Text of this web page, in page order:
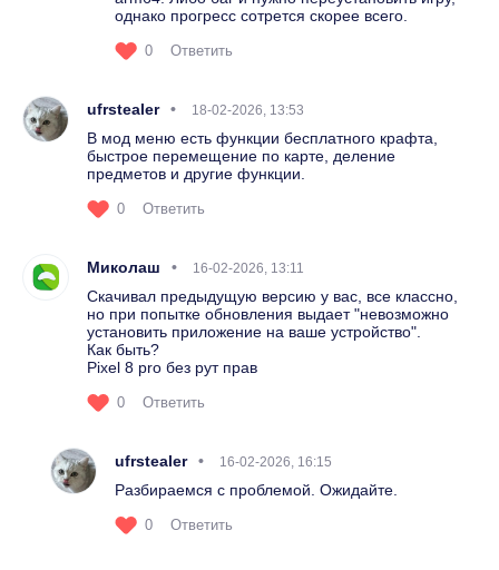
однако прогресс сотрется скорее всего.
0 Ответить
ufrstealer 18-02-2026, 13:53
В мод меню есть функции бесплатного крафта,
быстрое перемещение по карте, деление
предметов и другие функции.
0 Ответить
Миколаш 16-02-2026, 13:11
Скачивал предыдущую версию у вас, все классно,
но при попытке обновления выдает "невозможно
установить приложение на ваше устройство".
Как быть?
Pixel 8 pro без рут прав
0 Ответить
ufrstealer 16-02-2026, 16:15
Разбираемся с проблемой. Ожидайте.
0 Ответить